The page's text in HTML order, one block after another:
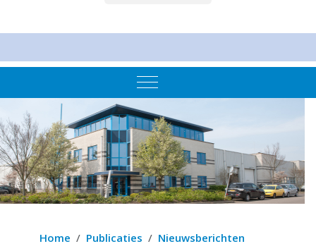
Mobile Menu Toggle
Home Publicaties
Nieuwsberichten